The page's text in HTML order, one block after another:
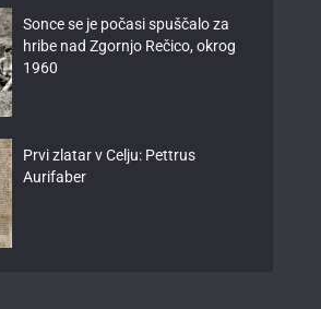
Sonce se je počasi spuščalo za
hribe nad Zgornjo Rečico, okrog
1960
Prvi zlatar v Celju: Pettrus
Aurifaber